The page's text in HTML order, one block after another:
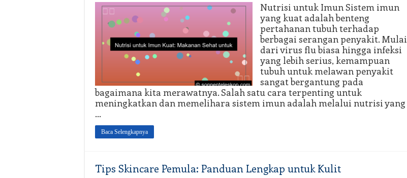
Nutrisi untuk Imun Sistem imun
yang kuat adalah benteng
pertahanan tubuh terhadap
berbagai serangan penyakit. Mulai
dari virus flu biasa hingga infeksi
yang lebih serius, kemampuan
tubuh untuk melawan penyakit
sangat bergantung pada
bagaimana kita merawatnya. Salah satu cara terpenting untuk
meningkatkan dan memelihara sistem imun adalah melalui nutrisi yang
…
Baca Selengkapnya
Tips Skincare Pemula: Panduan Lengkap untuk Kulit